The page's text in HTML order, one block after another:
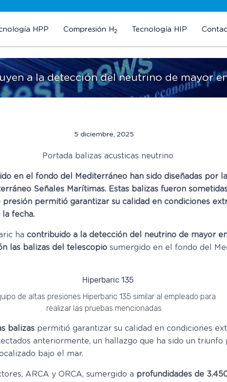
HPP Compresión H2 Tecnología HIP
a la detección del neutrino de mayor
5 diciembre, 2025
en el fondo del Mediterráneo han sido diseñadas por
Señales Marítimas. Estas balizas fueron
permitió garantizar su calidad en condiciones
fecha.
ha contribuido a la detección del neutrino de mayor
las balizas del telescopio sumergido en el fondo del
de altas presiones Hiperbaric 135 similar al empleado para
realizar las pruebas mencionadas
balizas permitió garantizar su calidad en condiciones
anteriormente, un hallazgo que ha sido un
bajo el mar.
ARCA y ORCA, sumergido a profundidades de